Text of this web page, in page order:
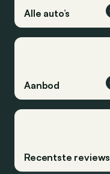
Alle auto’s
Aanbod
Recentste reviews